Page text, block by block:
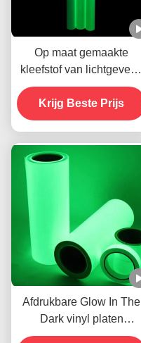
Op maat gemaakte
kleefstof van lichtgevend
vinyl dat in het donker
gloeit voor gloeiende
borden
Krijg Beste Prijs
Afdrukbare Glow In The
Dark vinyl platen
fotoluminescerend OEM